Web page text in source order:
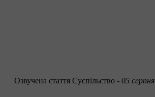
Озвучена стаття Суспільство - 05 серпня